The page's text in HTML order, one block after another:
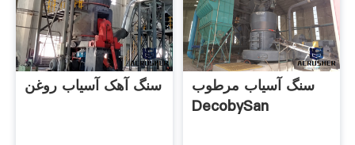
سنگ آهک آسیاب روغن
سنگ آسیاب مرطوب
DecobySan